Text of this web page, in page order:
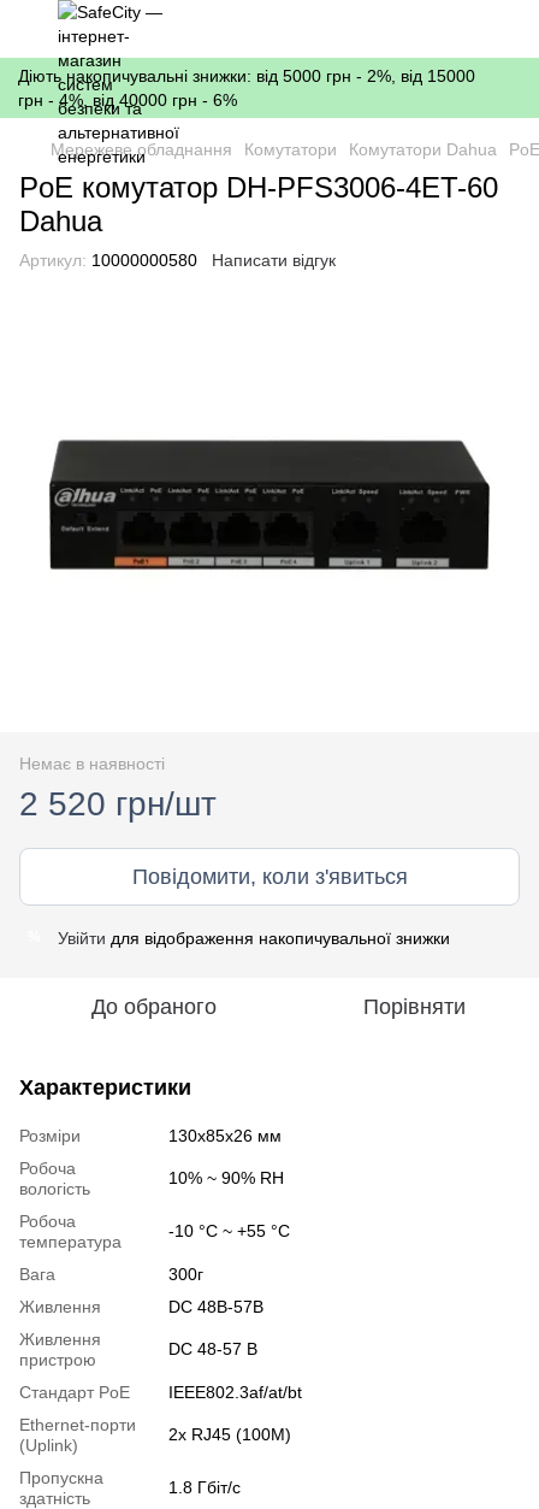
Діють накопичувальні знижки: від 5000 грн - 2%, від 15000
грн - 4%, від 40000 грн - 6%
Мережеве обладнання Комутатори Комутатори Dahua
PoE комутатор DH-PFS3006-4ET-60
Dahua
Артикул: 10000000580 Написати відгук
Немає в наявності
2 520 грн/шт
Повідомити, коли з'явиться
Увійти для відображення накопичувальної знижки
До обраного Порівняти
Характеристики
Розміри
130х85х26 мм
Робоча
вологість
10% ~ 90% RH
Робоча
температура
-10 °C ~ +55 °C
Вага
300г
Живлення
DC 48В-57В
Живлення
пристрою
DC 48-57 В
Стандарт PoE
IEEE802.3af/at/bt
Ethernet-порти
(Uplink)
2x RJ45 (100M)
Пропускна
здатність
1.8 Гбіт/с